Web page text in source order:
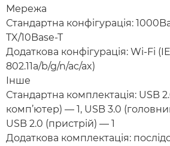
Мережа
Стандартна конфігурація:
TX/10Base-T
Додаткова конфігурація: Wi-Fi
802.11a/b/g/n/ac/ax)
Інше
Стандартна комплектація: USB
комп’ютер) — 1, USB 3.0
USB 2.0 (пристрій) — 1
Додаткова комплектація: